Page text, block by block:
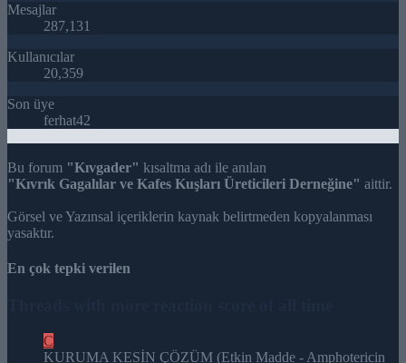
Mesajlar
287,131
Kullanıcılar
20,359
Son üye
ferhat42
Bu forum "Kıvgader" kısaltma adı ile anılan
"Kıvrık Gagalılar ve Kafes Kuşları Üreticileri Derneğine" aittir.
Görsel ve Yazınsal içeriklerin kaynak belirtmeden kopyalanması
yasaktır.
En çok tepki verilen
C
KURUMA KESİN ÇÖZÜM (Etkin Madde - Amphotericin